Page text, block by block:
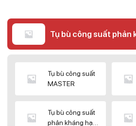
Tụ bù công suất phản
Tụ bù công suất
MASTER
Tụ bù công suất
phản kháng hạ